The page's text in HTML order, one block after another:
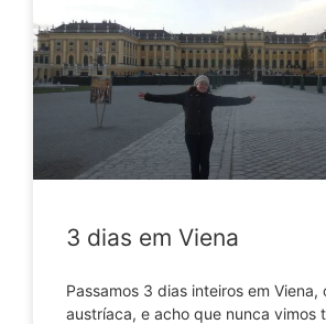
3 dias em Viena
Passamos 3 dias inteiros em Viena,
austríaca, e acho que nunca vimos